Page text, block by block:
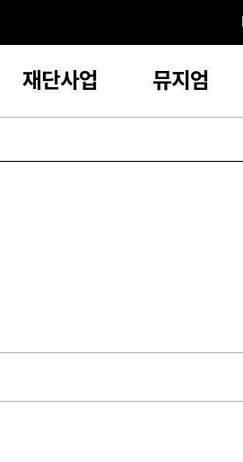
재단사업 뮤지엄